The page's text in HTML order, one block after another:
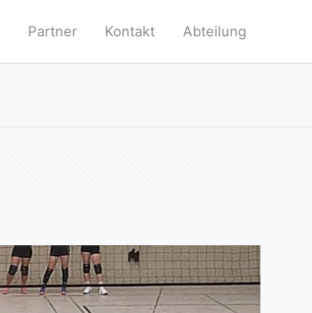
Partner Kontakt Abteilung